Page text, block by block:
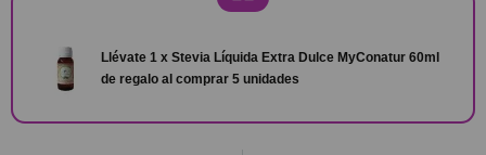
Llévate 1 x Stevia Líquida Extra Dulce MyConatur 60ml
de regalo al comprar 5 unidades